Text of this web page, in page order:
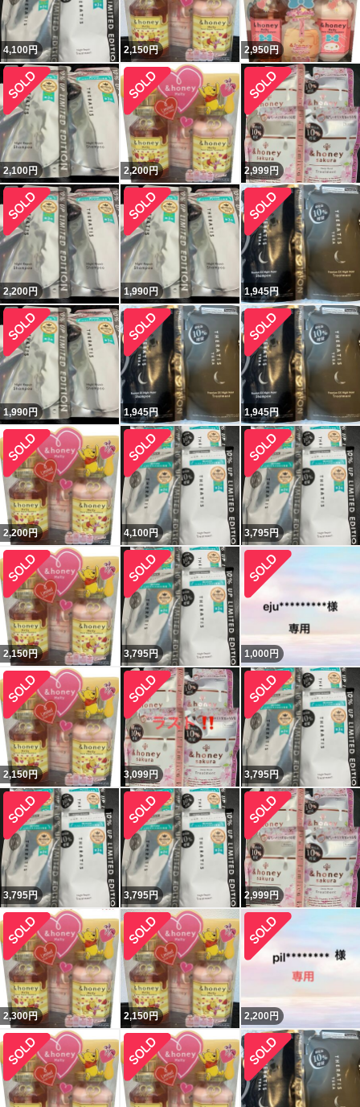
4,100円 2,150円 2,950円
2,100円 2,200円 2,999円
2,200円 1,990円 1,945円
1,990円 1,945円 1,945円
2,200円 4,100円 3,795円
2,150円 3,795円 1,000円
2,150円 3,099円 3,795円
3,795円 3,795円 2,999円
2,300円 2,150円 2,200円